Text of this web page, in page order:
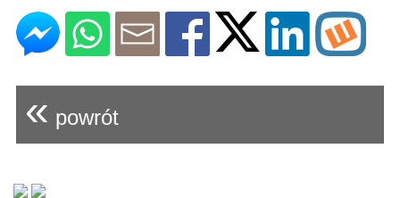
« powrót